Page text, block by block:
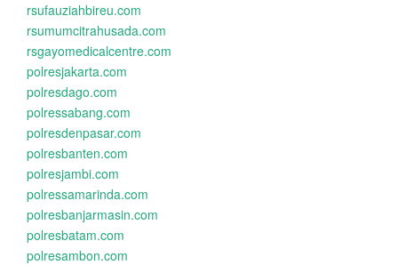
rsufauziahbireu.com
rsumumcitrahusada.com
rsgayomedicalcentre.com
polresjakarta.com
polresdago.com
polressabang.com
polresdenpasar.com
polresbanten.com
polresjambi.com
polressamarinda.com
polresbanjarmasin.com
polresbatam.com
polresambon.com